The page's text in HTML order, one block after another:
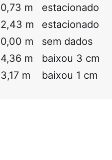
0,73 m
estacionado
2,43 m
estacionado
0,00 m
sem dados
4,36 m
baixou 3 cm
3,17 m baixou 1 cm